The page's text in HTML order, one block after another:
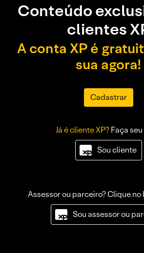
Conteúdo
clientes
A conta XP é
sua agora!
Cadastrar
Já é cliente XP?Faça
Sou cliente
Assessor ou parceiro? Clique
Sou assessor ou